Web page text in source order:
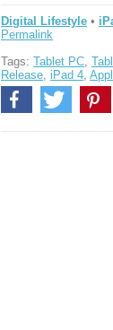
Digital Lifestyle •
Permalink
Tags: Tablet PC,
Release, iPad 4,